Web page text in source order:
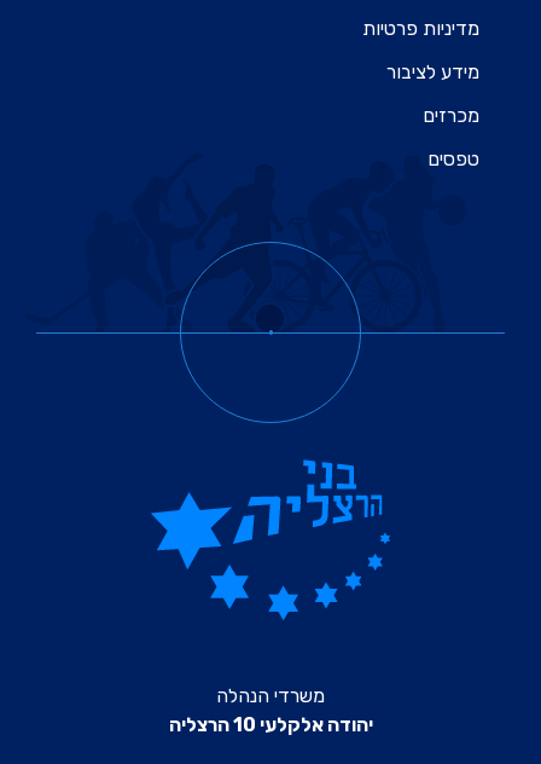
מדיניות פרטיות
מידע לציבור
מכרזים
טפסים
משרדי הנהלה
יהודה אלקלעי 10 הרצליה